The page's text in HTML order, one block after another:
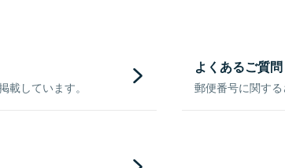
しています。
よくあるご質
郵便番号に関する